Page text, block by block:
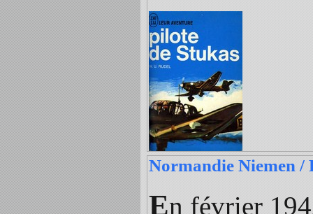
Normandie Niemen /
En février